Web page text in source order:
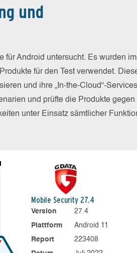
und
für Android untersucht. Es wurden
für den Test verwendet.
und ihre „In-the-Cloud“-
und prüfte die Produkte
unter Einsatz sämtlicher
Mobile Security 27.4
Version
27.4
Plattform
Android 11
Report
223408